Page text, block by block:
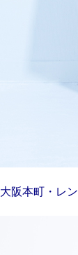
大阪本町・レ